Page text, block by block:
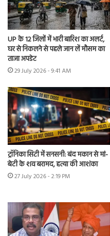
UP के 12 जिलों में भारी बारिश का अलर्ट,
घर से निकलने से पहले जान लें मौसम का
ताजा अपडेट
29 July 2026 - 9:41 AM
ट्रॉनिका सिटी में सनसनी: बंद मकान से मां-
बेटी के शव बरामद, हत्या की आशंका
27 July 2026 - 2:19 PM